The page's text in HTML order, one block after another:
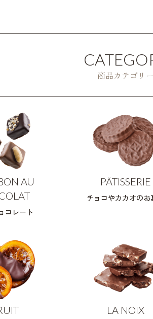
商品カテゴリー
AU
コレート
PÂTISSERIE
チョコやカカオのお
LA NOIX